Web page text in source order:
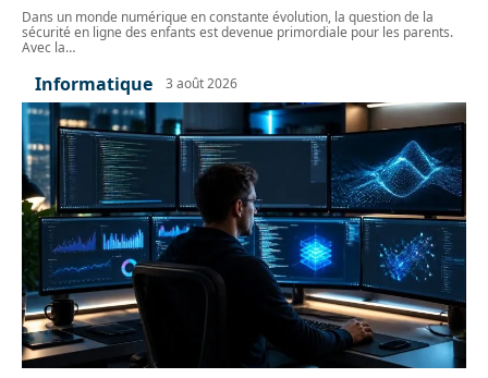
Dans un monde numérique en constante évolution, la question de la
sécurité en ligne des enfants est devenue primordiale pour les parents.
Avec la…
Informatique 3 août 2026